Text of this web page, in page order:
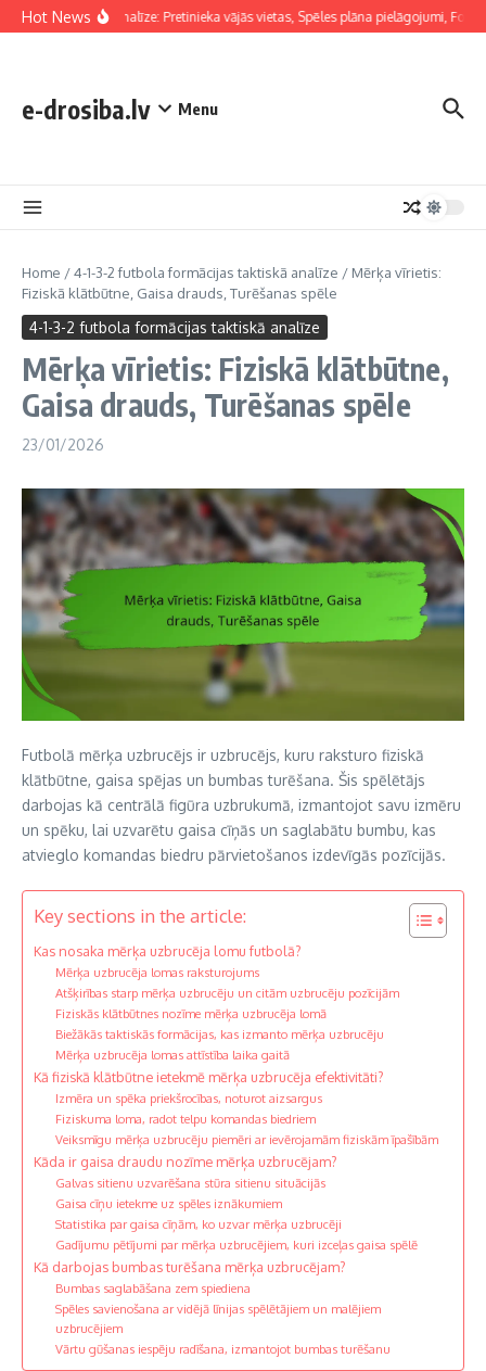
Skip to content
Hot News
Taktiskā analīze: Pretinieka vājās vietas, Spēles plāna pielāgojumi,
e-drosiba.lv Menu
Home /4-1-3-2 futbola formācijas taktiskā analīze / Mērķa vīrietis:
Fiziskā klātbūtne, Gaisa drauds, Turēšanas spēle
4-1-3-2 futbola formācijas taktiskā analīze
Mērķa vīrietis: Fiziskā klātbūtne,
Gaisa drauds, Turēšanas spēle
23/01/2026
Futbolā mērķa uzbrucējs ir uzbrucējs, kuru raksturo fiziskā
klātbūtne, gaisa spējas un bumbas turēšana. Šis spēlētājs
darbojas kā centrālā figūra uzbrukumā, izmantojot savu izmēru
un spēku, lai uzvarētu gaisa cīņās un saglabātu bumbu, kas
atvieglo komandas biedru pārvietošanos izdevīgās pozīcijās.
Key sections in the article:
Kas nosaka mērķa uzbrucēja lomu futbolā?
Mērķa uzbrucēja lomas raksturojums
Atšķirības starp mērķa uzbrucēju un citām uzbrucēju pozīcijām
Fiziskās klātbūtnes nozīme mērķa uzbrucēja lomā
Biežākās taktiskās formācijas, kas izmanto mērķa uzbrucēju
Mērķa uzbrucēja lomas attīstība laika gaitā
Kā fiziskā klātbūtne ietekmē mērķa uzbrucēja efektivitāti?
Izmēra un spēka priekšrocības, noturot aizsargus
Fiziskuma loma, radot telpu komandas biedriem
Veiksmīgu mērķa uzbrucēju piemēri ar ievērojamām fiziskām īpašībām
Kāda ir gaisa draudu nozīme mērķa uzbrucējam?
Galvas sitienu uzvarēšana stūra sitienu situācijās
Gaisa cīņu ietekme uz spēles iznākumiem
Statistika par gaisa cīņām, ko uzvar mērķa uzbrucēji
Gadījumu pētījumi par mērķa uzbrucējiem, kuri izceļas gaisa spēlē
Kā darbojas bumbas turēšana mērķa uzbrucējam?
Bumbas saglabāšana zem spiediena
Spēles savienošana ar vidējā līnijas spēlētājiem un malējiem
uzbrucējiem
Vārtu gūšanas iespēju radīšana, izmantojot bumbas turēšanu